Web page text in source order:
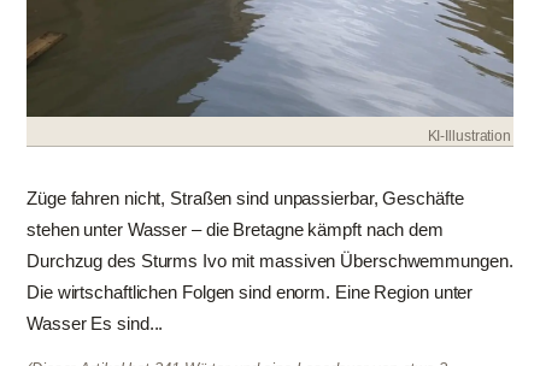
KI-Illustration
Züge fahren nicht, Straßen sind unpassierbar, Geschäfte
stehen unter Wasser – die Bretagne kämpft nach dem
Durchzug des Sturms Ivo mit massiven Überschwemmungen.
Die wirtschaftlichen Folgen sind enorm. Eine Region unter
Wasser Es sind...